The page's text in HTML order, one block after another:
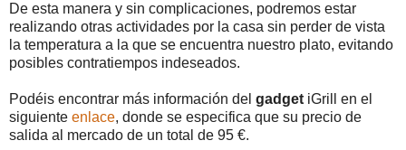
De esta manera y sin complicaciones, podremos estar
realizando otras actividades por la casa sin perder de vista
la temperatura a la que se encuentra nuestro plato, evitando
posibles contratiempos indeseados.
Podéis encontrar más información del gadget iGrill en el
siguiente enlace, donde se especifica que su precio de
salida al mercado de un total de 95 €.